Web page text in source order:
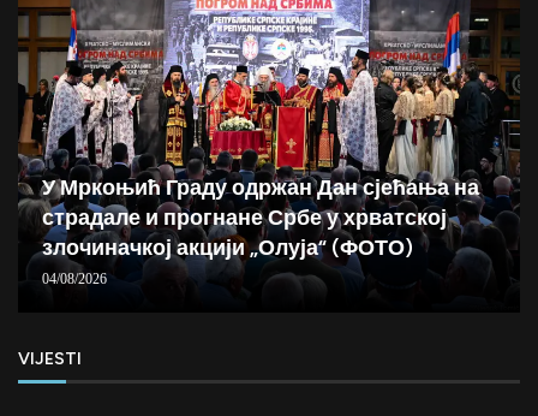
У Мркоњић Граду одржан Дан сјећања на
страдале и прогнане Србе у хрватској
злочиначкој акцији „Олуја“ (ФОТО)
04/08/2026
VIJESTI